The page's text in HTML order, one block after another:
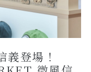
登場！